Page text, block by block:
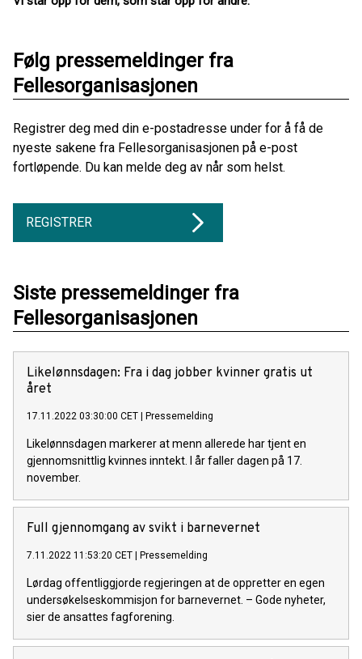
Følg pressemeldinger fra
Fellesorganisasjonen
Registrer deg med din e-postadresse under for å få de
nyeste sakene fra Fellesorganisasjonen på e-post
fortløpende. Du kan melde deg av når som helst.
REGISTRER
Siste pressemeldinger fra
Fellesorganisasjonen
Likelønnsdagen: Fra i dag jobber kvinner gratis ut
året
17.11.2022 03:30:00 CET Pressemelding
Likelønnsdagen markerer at menn allerede har tjent en
gjennomsnittlig kvinnes inntekt. I år faller dagen på 17.
november.
Full gjennomgang av svikt i barnevernet
7.11.2022 11:53:20 CET Pressemelding
Lørdag offentliggjorde regjeringen at de oppretter en egen
undersøkelseskommisjon for barnevernet. – Gode nyheter,
sier de ansattes fagforening.